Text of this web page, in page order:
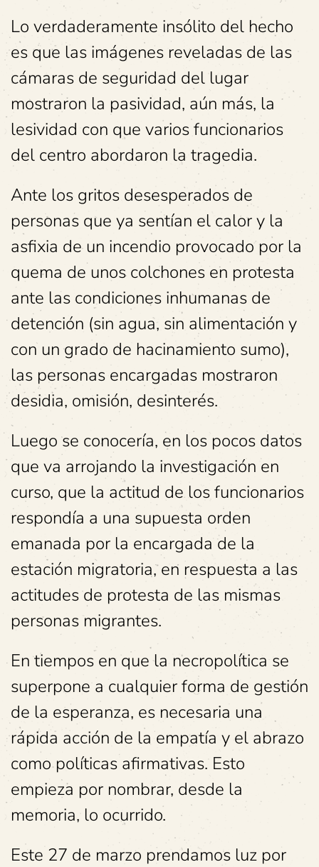
Lo verdaderamente insólito del hecho
es que las imágenes reveladas de las
cámaras de seguridad del lugar
mostraron la pasividad, aún más, la
lesividad con que varios funcionarios
del centro abordaron la tragedia.
Ante los gritos desesperados de
personas que ya sentían el calor y la
asfixia de un incendio provocado por la
quema de unos colchones en protesta
ante las condiciones inhumanas de
detención (sin agua, sin alimentación y
con un grado de hacinamiento sumo),
las personas encargadas mostraron
desidia, omisión, desinterés.
Luego se conocería, en los pocos datos
que va arrojando la investigación en
curso, que la actitud de los funcionarios
respondía a una supuesta orden
emanada por la encargada de la
estación migratoria, en respuesta a las
actitudes de protesta de las mismas
personas migrantes.
En tiempos en que la necropolítica se
superpone a cualquier forma de gestión
de la esperanza, es necesaria una
rápida acción de la empatía y el abrazo
como políticas afirmativas. Esto
empieza por nombrar, desde la
memoria, lo ocurrido.
Este 27 de marzo prendamos luz por